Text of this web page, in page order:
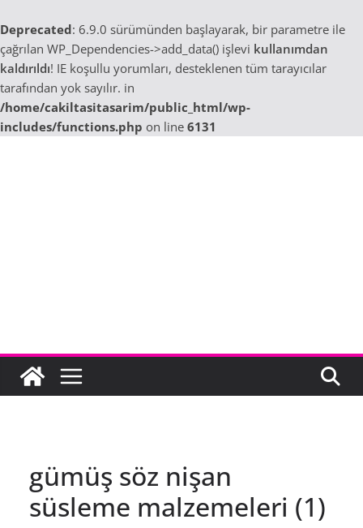
Deprecated: 6.9.0 sürümünden başlayarak, bir parametre ile
çağrılan WP_Dependencies->add_data() işlevi kullanımdan
kaldırıldı! IE koşullu yorumları, desteklenen tüm tarayıcılar
tarafından yok sayılır. in
/home/cakiltasitasarim/public_html/wp-
includes/functions.php on line 6131
gümüş söz nişan
süsleme malzemeleri (1)